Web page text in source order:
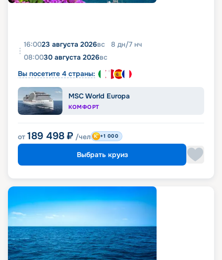
16:0023 августа 2026вс 8 дн/7 нч
08:0030 августа 2026вс
Вы посетите 4 страны:
MSC World Europa
КОМФОРТ
от 189 498 ₽ /чел +1 000
Выбрать круиз